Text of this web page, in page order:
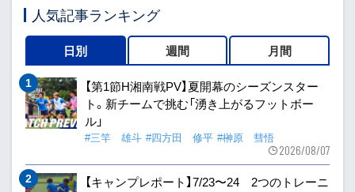
人気記事ランキング
日別 週間 月間
【第1節H湘南戦PV】夏開幕のシーズンスター
ト。新チームで挑む「湧き上がるフットボー
ル」
#三竿 雄斗 #四方田 修平 #榊原 彗悟
2026/08/07
【キャンプレポート】7/23〜24 2つのトレーニ